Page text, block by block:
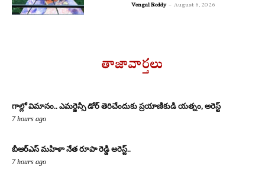
Vengal Reddy - August 6, 2026
తాజావార్తలు
గాల్లో విమానం.. ఎమర్జెన్సీ డోర్ తెరిచేందుకు ప్రయాణికుడి యత్నం, అరెస్ట్
7 hours ago
బీఆర్ఎస్ మహిళా నేత రూపా రెడ్డి అరెస్ట్..
7 hours ago